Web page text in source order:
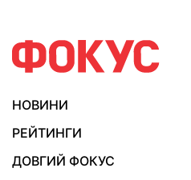
НОВИНИ
РЕЙТИНГИ
ДОВГИЙ ФОКУС